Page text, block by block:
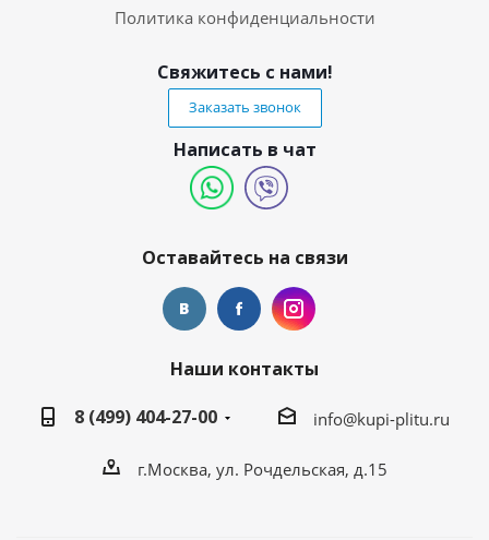
Политика конфиденциальности
Свяжитесь с нами!
Заказать звонок
Написать в чат
Оставайтесь на связи
Наши контакты
8 (499) 404-27-00
info@kupi-plitu.ru
г.Москва, ул. Рочдельская, д.15